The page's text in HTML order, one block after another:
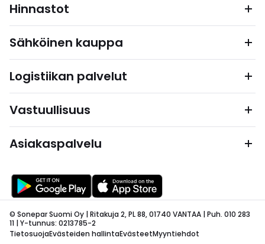
Hinnastot
Sähköinen kauppa
Logistiikan palvelut
Vastuullisuus
Asiakaspalvelu
© Sonepar Suomi Oy | Ritakuja 2, PL 88, 01740 VANTAA | Puh. 010 283
11 | Y-tunnus: 0213785-2
TietosuojaEvästeiden hallintaEvästeetMyyntiehdot